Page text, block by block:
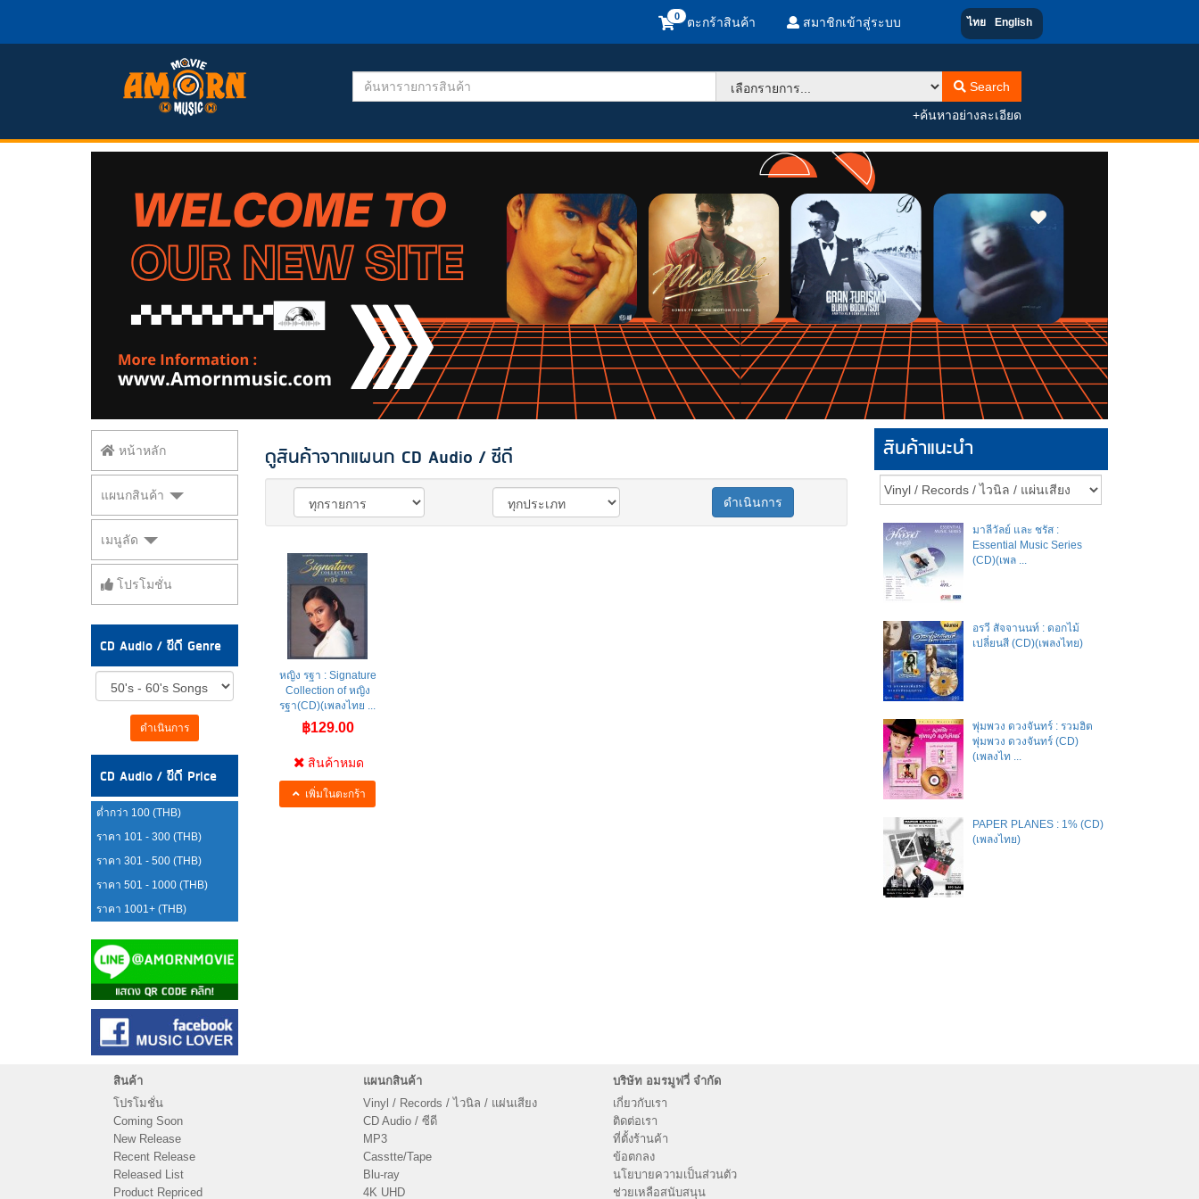
ตะกร้าสินค้า สมาชิกเข้าสู่ระบบ ไทย English
Search
+ค้นหาอย่างละเอียด
หน้าหลัก
แผนกสินค้า
เมนูลัด
โปรโมชั่น
CD Audio / ซีดี Genre
ดำเนินการ
CD Audio / ซีดี Price
ต่ำกว่า 100 (THB)
ราคา 101 - 300 (THB)
ราคา 301 - 500 (THB)
ราคา 501 - 1000 (THB)
ราคา 1001+ (THB)
ดูสินค้าจากแผนก CD Audio / ซีดี
ดำเนินการ
หญิง รฐา : Signature
Collection of หญิง
รฐา(CD)(เพลงไทย ...
฿129.00
สินค้าหมด
เพิ่มในตะกร้า
สินค้าแนะนำ
มาลีวัลย์​ และ​ ชรัส​ :
Essential Music Series
(CD)(เพล ...
อรวี สัจจานนท์ : ดอกไม้
เปลี่ยนสี (CD)(เพลงไทย)
พุ่มพวง ดวงจันทร์ : รวมฮิต
พุ่มพวง ดวงจันทร์ (CD)
(เพลงไท ...
PAPER PLANES : 1% (CD)
(เพลงไทย)
สินค้า
โปรโมชั่น
Coming Soon
New Release
Recent Release
Released List
Product Repriced
แผนกสินค้า
Vinyl / Records / ไวนิล / แผ่นเสียง
CD Audio / ซีดี
MP3
Casstte/Tape
Blu-ray
4K UHD
บริษัท อมรมูฟวี่ จำกัด
เกี่ยวกับเรา
ติดต่อเรา
ที่ตั้งร้านค้า
ข้อตกลง
นโยบายความเป็นส่วนตัว
ช่วยเหลือสนับสนุน